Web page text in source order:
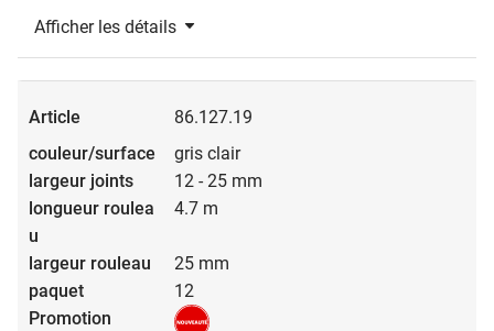
Afficher les détails
86.127.19
gris clair
12 - 25 mm
4.7 m
25 mm
12